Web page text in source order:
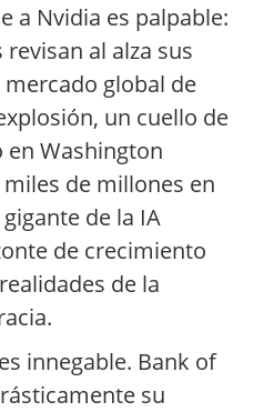
a Nvidia es palpable:
al alza sus
global de
un cuello de
Washington
de millones en
de la IA
de crecimiento
de la
innegable. Bank of
su